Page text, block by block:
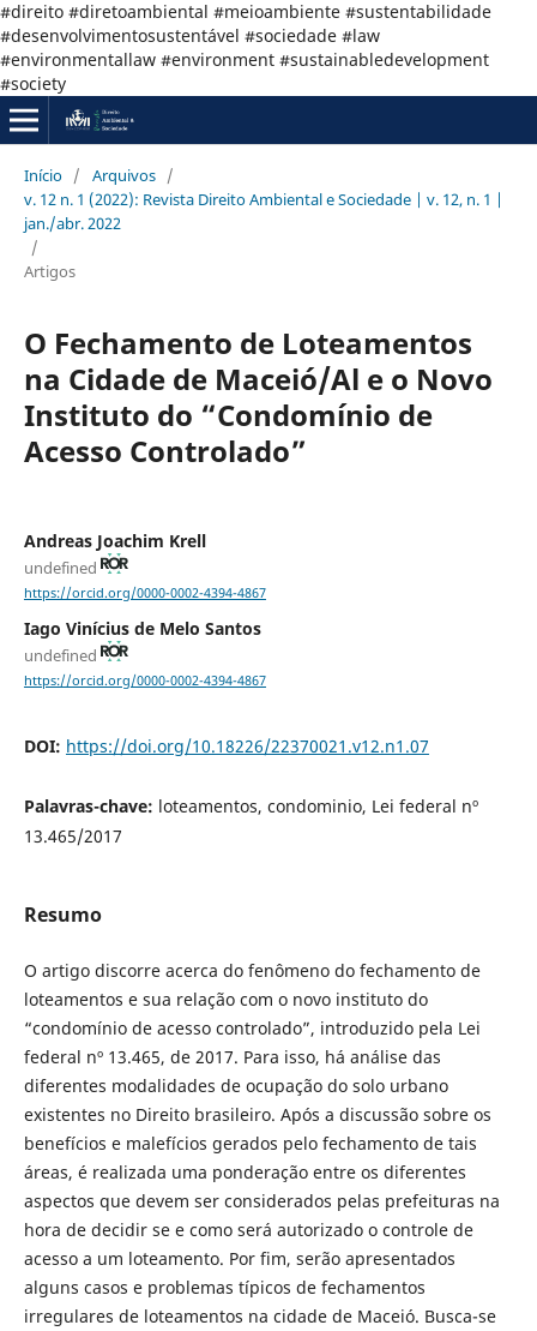
#direito #diretoambiental #meioambiente #sustentabilidade
#desenvolvimentosustentável #sociedade #law
#environmentallaw #environment #sustainabledevelopment
#society
Início / Arquivos /
v. 12 n. 1 (2022): Revista Direito Ambiental e Sociedade | v. 12, n. 1 |
jan./abr. 2022
/
Artigos
O Fechamento de Loteamentos
na Cidade de Maceió/Al e o Novo
Instituto do “Condomínio de
Acesso Controlado”
Andreas Joachim Krell
undefined
https://orcid.org/0000-0002-4394-4867
Iago Vinícius de Melo Santos
undefined
https://orcid.org/0000-0002-4394-4867
DOI: https://doi.org/10.18226/22370021.v12.n1.07
Palavras-chave: loteamentos, condominio, Lei federal nº
13.465/2017
Resumo
O artigo discorre acerca do fenômeno do fechamento de
loteamentos e sua relação com o novo instituto do
“condomínio de acesso controlado”, introduzido pela Lei
federal nº 13.465, de 2017. Para isso, há análise das
diferentes modalidades de ocupação do solo urbano
existentes no Direito brasileiro. Após a discussão sobre os
benefícios e malefícios gerados pelo fechamento de tais
áreas, é realizada uma ponderação entre os diferentes
aspectos que devem ser considerados pelas prefeituras na
hora de decidir se e como será autorizado o controle de
acesso a um loteamento. Por fim, serão apresentados
alguns casos e problemas típicos de fechamentos
irregulares de loteamentos na cidade de Maceió. Busca-se